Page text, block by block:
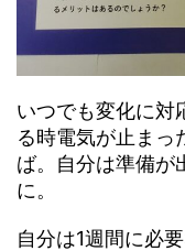
いつでも変化に対
る時電気が止まっ
ば。自分は準備が
に。
自分は1週間に必